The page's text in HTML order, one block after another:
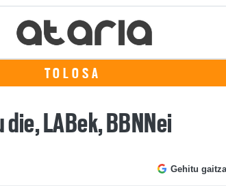
TOLOSA
LABek, BBNNei
Gehitu